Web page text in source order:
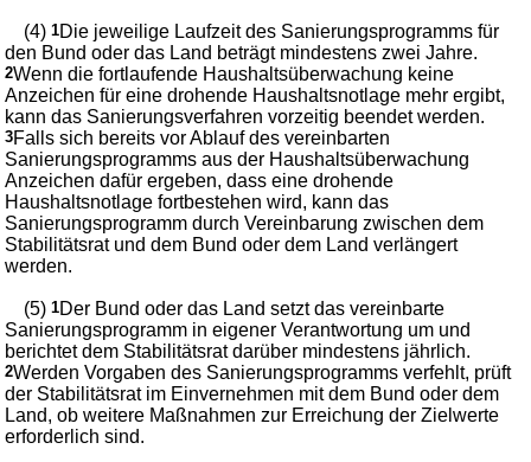
(4)1Die jeweilige Laufzeit des Sanierungsprogramms für
den Bund oder das Land beträgt mindestens zwei Jahre.
2Wenn die fortlaufende Haushaltsüberwachung keine
Anzeichen für eine drohende Haushaltsnotlage mehr ergibt,
kann das Sanierungsverfahren vorzeitig beendet werden.
3Falls sich bereits vor Ablauf des vereinbarten
Sanierungsprogramms aus der Haushaltsüberwachung
Anzeichen dafür ergeben, dass eine drohende
Haushaltsnotlage fortbestehen wird, kann das
Sanierungsprogramm durch Vereinbarung zwischen dem
Stabilitätsrat und dem Bund oder dem Land verlängert
werden.
(5)1Der Bund oder das Land setzt das vereinbarte
Sanierungsprogramm in eigener Verantwortung um und
berichtet dem Stabilitätsrat darüber mindestens jährlich.
2Werden Vorgaben des Sanierungsprogramms verfehlt, prüft
der Stabilitätsrat im Einvernehmen mit dem Bund oder dem
Land, ob weitere Maßnahmen zur Erreichung der Zielwerte
erforderlich sind.